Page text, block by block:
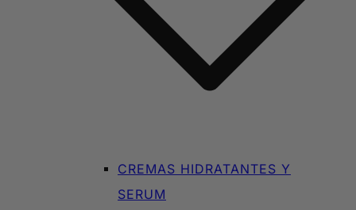
CREMAS HIDRATANTES Y
SERUM